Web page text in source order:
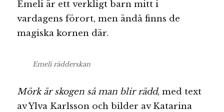
Emeli är ett verkligt barn mitt i
vardagens förort, men ändå finns de
magiska kornen där.
Emeli rädderskan
Mörk är skogen så man blir rädd, med text
av Ylva Karlsson och bilder av Katarina